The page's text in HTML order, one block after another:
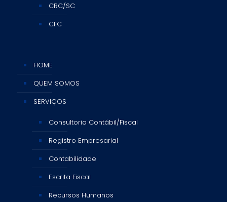
CRC/SC
CFC
HOME
QUEM SOMOS
SERVIÇOS
Consultoria Contábil/Fiscal
Registro Empresarial
Contabilidade
Escrita Fiscal
Recursos Humanos